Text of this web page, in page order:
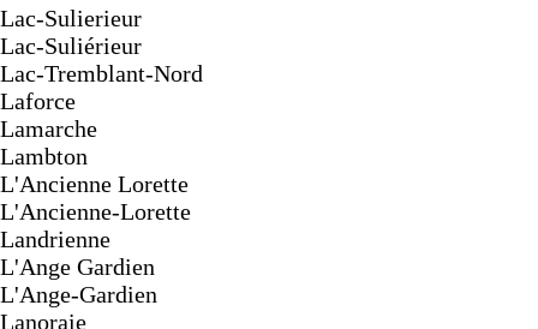
Lac-Sulierieur
Lac-Suliérieur
Lac-Tremblant-Nord
Laforce
Lamarche
Lambton
L'Ancienne Lorette
L'Ancienne-Lorette
Landrienne
L'Ange Gardien
L'Ange-Gardien
Lanoraie